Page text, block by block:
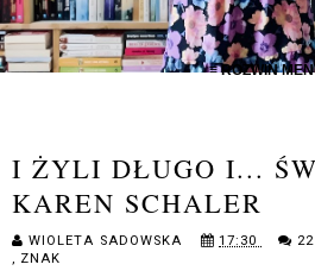
≡ ROZWIŃ
I ŻYLI DŁUGO I...
KAREN SCHALER
WIOLETA SADOWSKA 17:30 22
, ZNAK